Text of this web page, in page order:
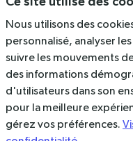
Ressources
536 Rue
Nous utilisons des
personnalisé, analyser
suivre les mouvements
des informations
d'utilisateurs dans son
pour la meilleure
gérez vos préférences.